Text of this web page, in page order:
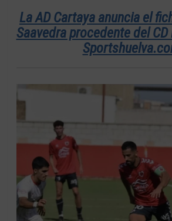
La AD Cartaya anuncia el
Saavedra procedente del